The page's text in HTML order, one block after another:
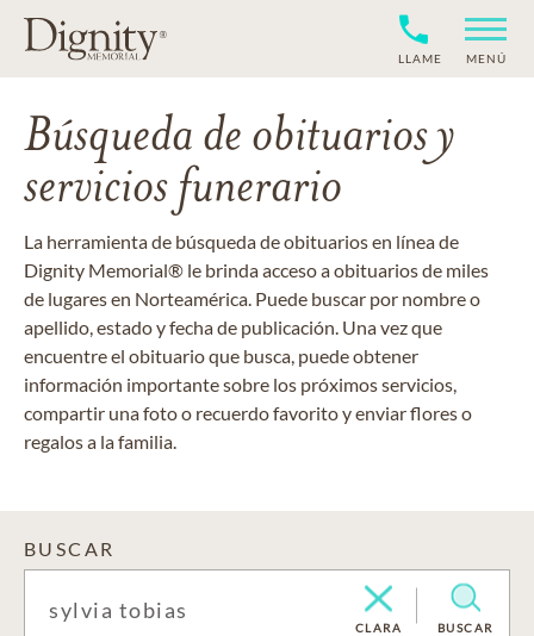
LLAME MENÚ
Búsqueda de obituarios y
servicios funerario
La herramienta de búsqueda de obituarios en línea de
Dignity Memorial® le brinda acceso a obituarios de miles
de lugares en Norteamérica. Puede buscar por nombre o
apellido, estado y fecha de publicación. Una vez que
encuentre el obituario que busca, puede obtener
información importante sobre los próximos servicios,
compartir una foto o recuerdo favorito y enviar flores o
regalos a la familia.
BUSCAR
CLARA BUSCAR